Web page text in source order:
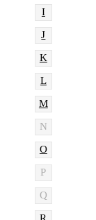
I
J
K
L
M
N
O
P
Q